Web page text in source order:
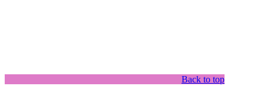
Back to top